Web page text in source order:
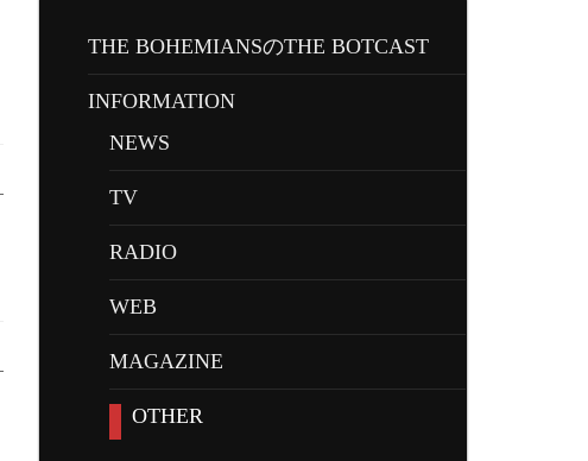
THE BOHEMIANSのTHE BOTCAST
INFORMATION
NEWS
TV
RADIO
WEB
MAGAZINE
OTHER